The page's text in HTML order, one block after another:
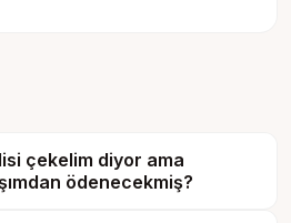
çekelim diyor ama
ödenecekmiş?